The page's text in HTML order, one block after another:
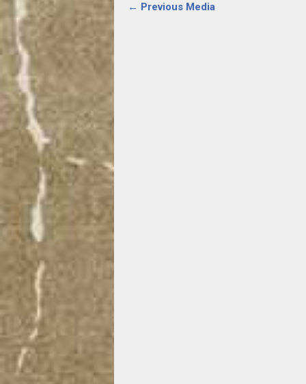
← Previous Media